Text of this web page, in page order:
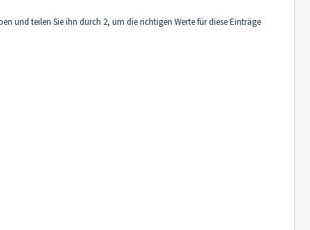
und teilen Sie ihn durch 2, um die richtigen Werte für diese Einträge